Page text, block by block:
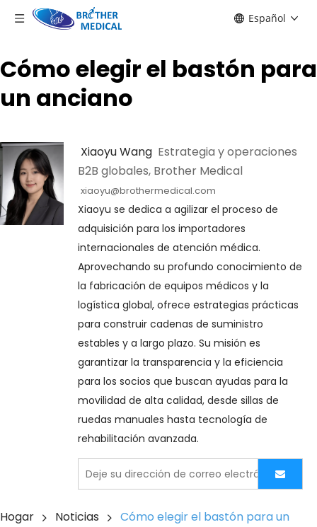
Español
Cómo elegir el bastón para
un anciano
Xiaoyu Wang Estrategia y operaciones
B2B globales, Brother Medical
xiaoyu@brothermedical.com
Xiaoyu se dedica a agilizar el proceso de
adquisición para los importadores
internacionales de atención médica.
Aprovechando su profundo conocimiento de
la fabricación de equipos médicos y la
logística global, ofrece estrategias prácticas
para construir cadenas de suministro
estables y a largo plazo. Su misión es
garantizar la transparencia y la eficiencia
para los socios que buscan ayudas para la
movilidad de alta calidad, desde sillas de
ruedas manuales hasta tecnología de
rehabilitación avanzada.
Hogar Noticias
Cómo elegir el bastón para un